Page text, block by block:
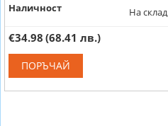
Наличност
На склад
€34.98 (68.41 лв.)
ПОРЪЧАЙ